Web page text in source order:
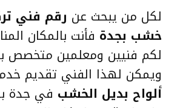
لكل من يبحث عن رقم فني
خشب بجدة فأنت بالمكان
لكم فنيين ومعلمين متخصص
ويمكن لهذا الفني تقديم
ألواح بديل الخشب في جدة